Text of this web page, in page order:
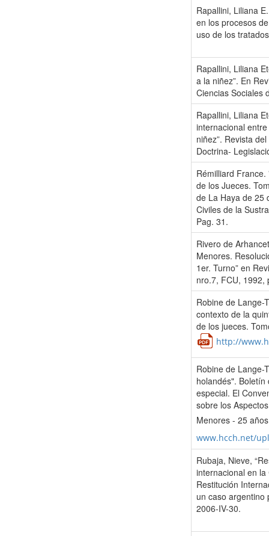
Rapallini, Liliana
en los procesos
uso de los
Rapallini, Liliana
a la niñez”. En
Ciencias Sociales
Rapallini, Liliana
internacional
niñez”. Revista
Doctrina-
Rémilliard
de los Jueces.
de La Haya de 25
Civiles de la
Pag. 31.
Rivero de
Menores.
1er. Turno” en
nro.7, FCU, 1992,
Robine de Lange-
contexto de la
de los jueces.
http://
Robine de Lange-
holandés". Boletín
especial. El
sobre los
Menores - 25
www.hcch.net/
Rubaja, Nieve,
internacional en
Restitución
un caso argentino
2006-IV-30.